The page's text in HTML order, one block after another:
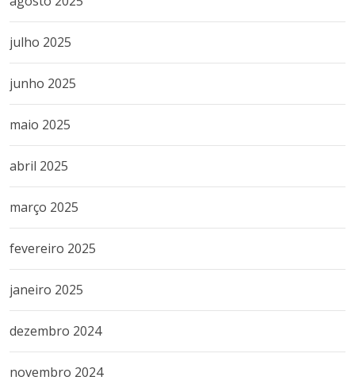
julho 2025
junho 2025
maio 2025
abril 2025
março 2025
fevereiro 2025
janeiro 2025
dezembro 2024
novembro 2024